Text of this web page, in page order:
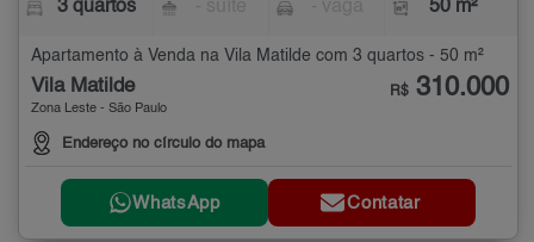
3 quartos 50 m²
Apartamento à Venda na Vila Matilde com 3 quartos - 50 m²
Vila Matilde
Zona Leste - São Paulo
Endereço no círculo do mapa
R$ 310.000
WhatsApp Contatar